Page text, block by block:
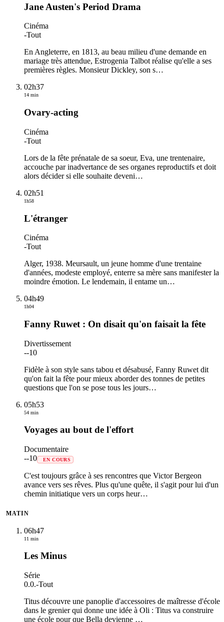
Jane Austen's Period Drama
Cinéma
-Tout
En Angleterre, en 1813, au beau milieu d'une demande en
mariage très attendue, Estrogenia Talbot réalise qu'elle a ses
premières règles. Monsieur Dickley, son s…
02h37
14 min
Ovary-acting
Cinéma
-Tout
Lors de la fête prénatale de sa soeur, Eva, une trentenaire,
accouche par inadvertance de ses organes reproductifs et doit
alors décider si elle souhaite deveni…
02h51
1h58
L'étranger
Cinéma
-Tout
Alger, 1938. Meursault, un jeune homme d'une trentaine
d'années, modeste employé, enterre sa mère sans manifester la
moindre émotion. Le lendemain, il entame un…
04h49
1h04
Fanny Ruwet : On disait qu'on faisait la fête
Divertissement
--10
Fidèle à son style sans tabou et désabusé, Fanny Ruwet dit
qu'on fait la fête pour mieux aborder des tonnes de petites
questions que l'on se pose tous les jours…
05h53
54 min
Voyages au bout de l'effort
Documentaire
--10 EN COURS
C'est toujours grâce à ses rencontres que Victor Bergeon
avance vers ses rêves. Plus qu'une quête, il s'agit pour lui d'un
chemin initiatique vers un corps heur…
MATIN
06h47
11 min
Les Minus
Série
0.0.-Tout
Titus découvre une panoplie d'accessoires de maîtresse d'école
dans le grenier qui donne une idée à Oli : Titus va construire
une école pour que Bella devienne …